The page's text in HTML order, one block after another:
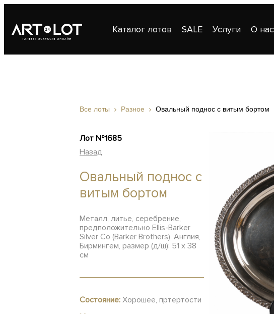
Каталог лотов SALE Услуги О нас
Все лоты Разное Овальный поднос с витым бортом
Лот №1685
Назад
Овальный поднос с
витым бортом
Металл, литье, серебрение,
предположительно Ellis-Barker
Silver Co (Barker Brothers), Англия,
Бирмингем, размер (д/ш): 51 х 38
см
Состояние: Хорошее, пртертости